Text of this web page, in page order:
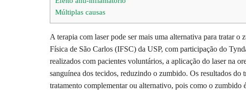
Múltiplas causas
A terapia com laser pode ser mais uma alternativa para tratar
Física de São Carlos (IFSC) da USP, com participação do
realizados com pacientes voluntários, a aplicação do laser na
sanguínea dos tecidos, reduzindo o zumbido. Os resultados do
tratamento complementar ou alternativo, pois como o zumbido